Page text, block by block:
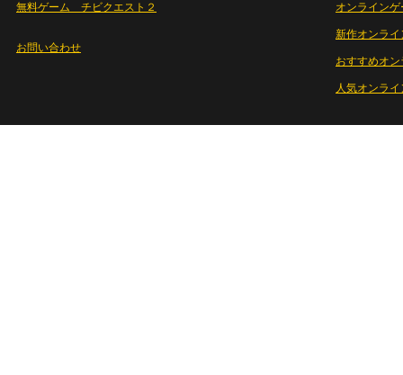
無料ゲーム チビクエスト２
お問い合わせ
オンライン
新作オンライ
おすすめオ
人気オンラ